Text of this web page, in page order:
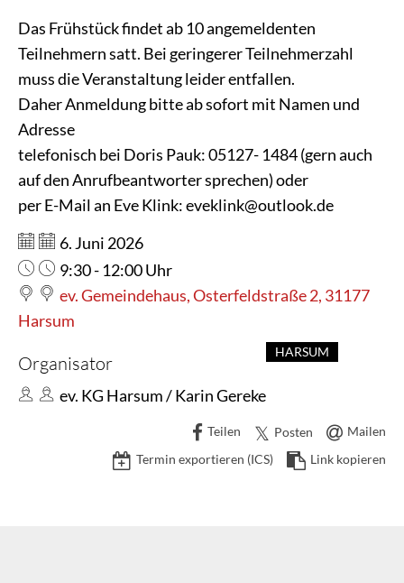
Das Frühstück findet ab 10 angemeldenten
Teilnehmern satt. Bei geringerer Teilnehmerzahl
muss die Veranstaltung leider entfallen.
Daher Anmeldung bitte ab sofort mit Namen und
Adresse
telefonisch bei Doris Pauk: 05127- 1484 (gern auch
auf den Anrufbeantworter sprechen) oder
per E-Mail an Eve Klink: eveklink@outlook.de
Datum:
6. Juni 2026
Uhrzeit:
9:30 - 12:00 Uhr
ev. Gemeindehaus, Osterfeldstraße 2, 31177
Harsum
Organisator
ev. KG Harsum / Karin Gereke
HARSUM
Teilen Posten
Mailen
Termin exportieren (ICS)
Link kopieren